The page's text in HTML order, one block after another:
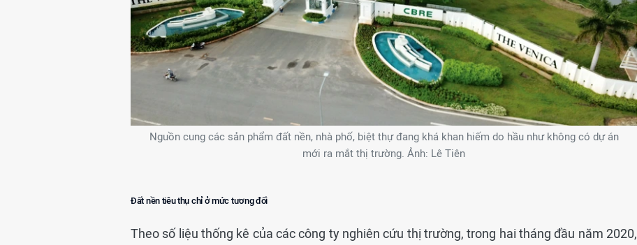
Nguồn cung các sản phẩm đất nền, nhà phố, biệt thự đang khá khan hiếm do hầu như không có dự án
mới ra mắt thị trường. Ảnh: Lê Tiên
Đất nền tiêu thụ chỉ ở mức tương đối
Theo số liệu thống kê của các công ty nghiên cứu thị trường, trong hai tháng đầu năm 2020,